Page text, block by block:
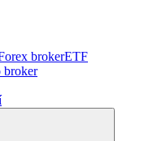
brokerETF
broker